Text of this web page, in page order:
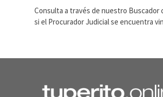
Consulta a través de nuestro Buscador
si el Procurador Judicial se encuentra